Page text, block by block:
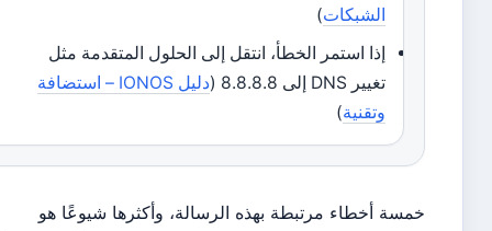
إذا استمر الخطأ، انتقل إلى الحلول المتقدمة مثل
دليل IONOS – استضافة
أخطاء مرتبطة بهذه الرسالة، وأكثرها شيوعًا هو